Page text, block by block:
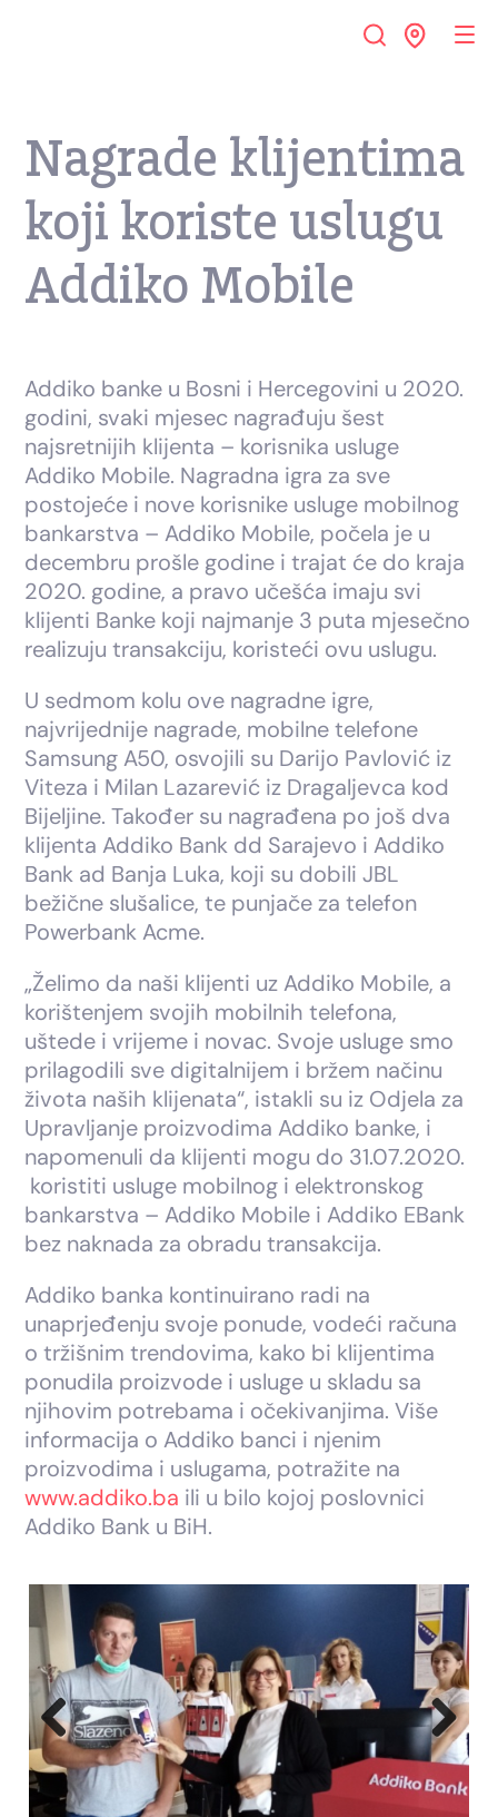
Nagrade klijentima
koji koriste uslugu
Addiko Mobile
Addiko banke u Bosni i Hercegovini u 2020.
godini, svaki mjesec nagrađuju šest
najsretnijih klijenta – korisnika usluge
Addiko Mobile. Nagradna igra za sve
postojeće i nove korisnike usluge mobilnog
bankarstva – Addiko Mobile, počela je u
decembru prošle godine i trajat će do kraja
2020. godine, a pravo učešća imaju svi
klijenti Banke koji najmanje 3 puta mjesečno
realizuju transakciju, koristeći ovu uslugu.
U sedmom kolu ove nagradne igre,
najvrijednije nagrade, mobilne telefone
Samsung A50, osvojili su Darijo Pavlović iz
Viteza i Milan Lazarević iz Dragaljevca kod
Bijeljine. Također su nagrađena po još dva
klijenta Addiko Bank dd Sarajevo i Addiko
Bank ad Banja Luka, koji su dobili JBL
bežične slušalice, te punjače za telefon
Powerbank Acme.
„Želimo da naši klijenti uz Addiko Mobile, a
korištenjem svojih mobilnih telefona,
uštede i vrijeme i novac. Svoje usluge smo
prilagodili sve digitalnijem i bržem načinu
života naših klijenata“, istakli su iz Odjela za
Upravljanje proizvodima Addiko banke, i
napomenuli da klijenti mogu do 31.07.2020.
koristiti usluge mobilnog i elektronskog
bankarstva – Addiko Mobile i Addiko EBank
bez naknada za obradu transakcija.
Addiko banka kontinuirano radi na
unaprjeđenju svoje ponude, vodeći računa
o tržišnim trendovima, kako bi klijentima
ponudila proizvode i usluge u skladu sa
njihovim potrebama i očekivanjima. Više
informacija o Addiko banci i njenim
proizvodima i uslugama, potražite na
www.addiko.ba ili u bilo kojoj poslovnici
Addiko Bank u BiH.
Previous Next